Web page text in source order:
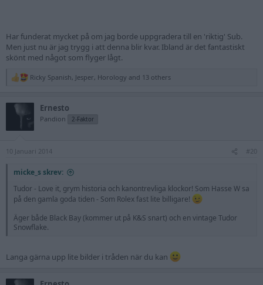
Har funderat mycket på om jag borde uppgradera till en 'riktig' Sub.
Men just nu är jag trygg i att denna blir kvar. Ibland är det fantastiskt
skönt med något som flyger lågt.
R
o
s
Ricky Spanish, Jesper, Horology and 13 others
Ernesto
Pandion 2-Faktor
10 Januari 2014 #20
micke_s skrev:
Tudor - Love it, grym historia och kanontrevliga klockor! Som Hasse W sa
på den gamla goda tiden - Som Rolex fast lite billigare!
Äger både Black Bay (kommer ut på K&S snart) och en vintage Tudor
Snowflake.
Langa gärna upp lite bilder i tråden när du kan